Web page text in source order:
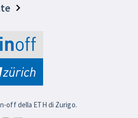
off della ETH di Zurigo.